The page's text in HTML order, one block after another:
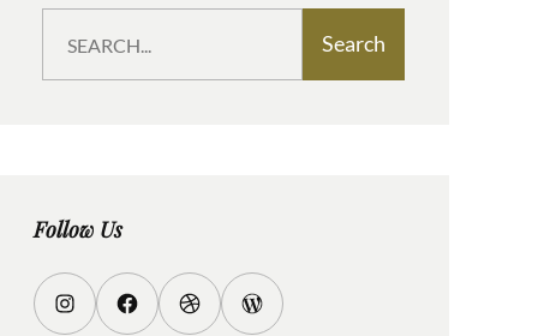
a
Search
Follow Us
I
F
D
W